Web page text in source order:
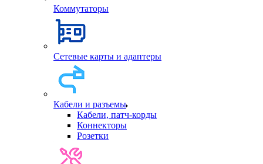
Коммутаторы
Сетевые карты и адаптеры
Кабели и разъемы
Кабели, патч-корды
Коннекторы
Розетки